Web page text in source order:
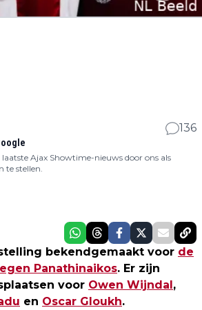
136
Ajax Showtime-nieuws door ons als
te stellen.
bekendgemaakt voor de
Panathinaikos. Er zijn
voor Owen Wijndal,
en Oscar Gloukh.